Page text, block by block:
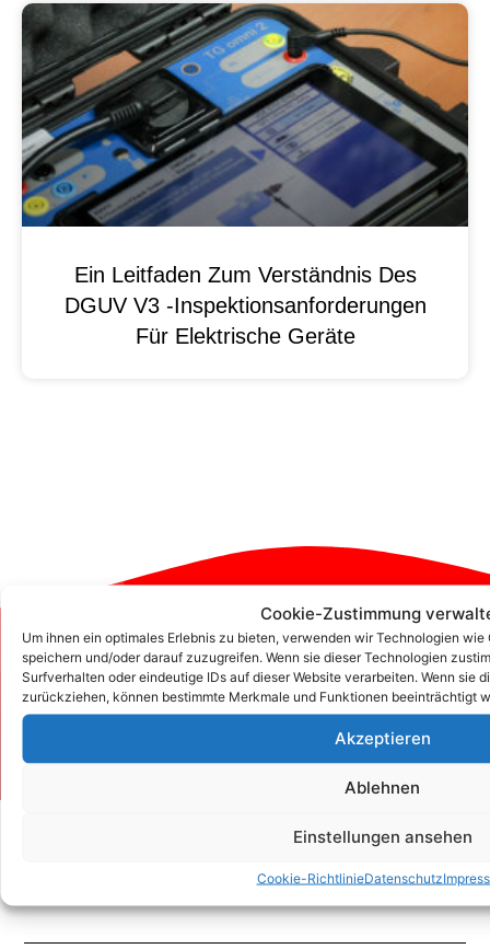
Cookie-Zustimmung
Um ihnen ein optimales Erlebnis zu bieten, verwenden wir Technologien
speichern und/oder darauf zuzugreifen. Wenn sie dieser Technologien
Surfverhalten oder eindeutige IDs auf dieser Website verarbeiten. Wenn sie
zurückziehen, können bestimmte Merkmale und Funktionen beeinträchtigt
Akzeptieren
Ablehnen
Einstellungen ansehen
Cookie-RichtlinieDatenschutz
Ein Leitfaden Zum Verständnis Des
DGUV V3 -Inspektionsanforderungen
Für Elektrische Geräte
Zum Kontaktformular